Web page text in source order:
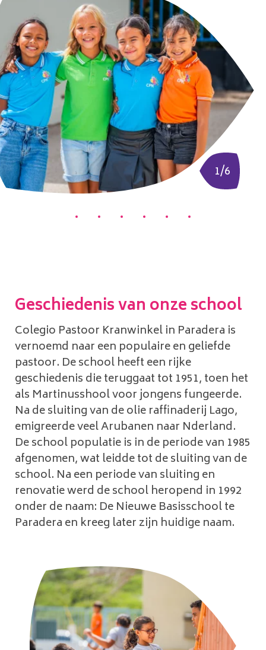
1/6
1 2 3 4 5 6
Geschiedenis van onze school
Colegio Pastoor Kranwinkel in Paradera is
vernoemd naar een populaire en geliefde
pastoor. De school heeft een rijke
geschiedenis die teruggaat tot 1951, toen het
als Martinusshool voor jongens fungeerde.
Na de sluiting van de olie raffinaderij Lago,
emigreerde veel Arubanen naar Nderland.
De school populatie is in de periode van 1985
afgenomen, wat leidde tot de sluiting van de
school. Na een periode van sluiting en
renovatie werd de school heropend in 1992
onder de naam: De Nieuwe Basisschool te
Paradera en kreeg later zijn huidige naam.